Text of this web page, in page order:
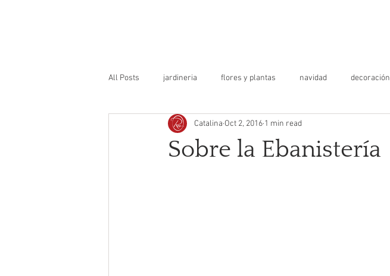
All Posts jardineria flores y plantas navidad decoración
decoración historia diseño salud de hogar
Sobre la Ebanistería
Catalina Oct 2, 2016 1 min read